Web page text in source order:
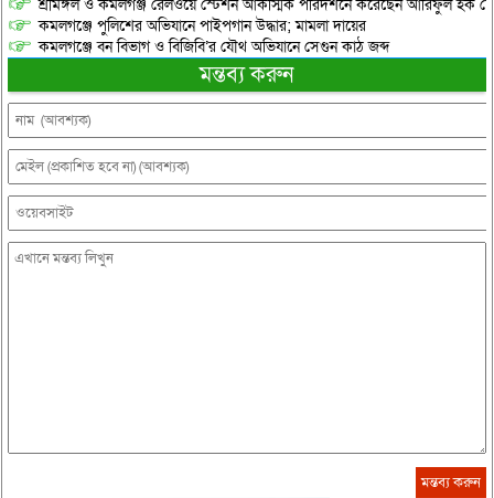
শ্রীমঙ্গল ও কমলগঞ্জ রেলওয়ে স্টেশন আকস্মিক পরিদর্শনে করেছেন আরিফুল হক
কমলগঞ্জে পুলিশের অভিযানে পাইপগান উদ্ধার; মামলা দায়ের
কমলগঞ্জে বন বিভাগ ও বিজিবি’র যৌথ অভিযানে সেগুন কাঠ জব্দ
মন্তব্য করুন